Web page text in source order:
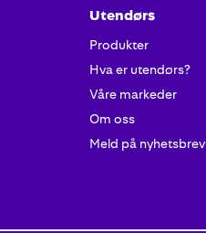
Utendørs
Produkter
Hva er utendørs?
Våre markeder
Om oss
Meld på nyhetsbrev